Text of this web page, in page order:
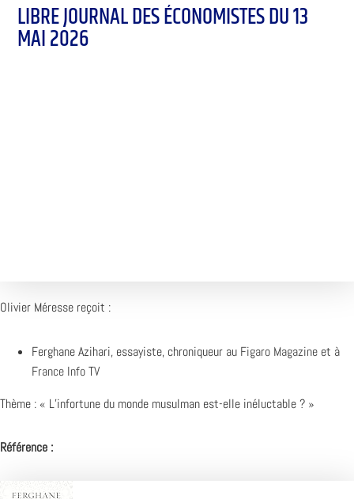
LIBRE JOURNAL DES ÉCONOMISTES DU 13
MAI 2026
Olivier Méresse reçoit :
Ferghane Azihari, essayiste, chroniqueur au Figaro Magazine et à
France Info TV
Thème : « L’infortune du monde musulman est-elle inéluctable ? »
Référence :